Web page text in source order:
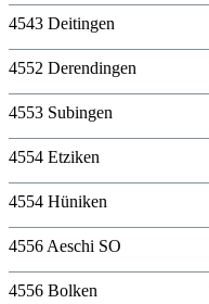
4543 Deitingen
4552 Derendingen
4553 Subingen
4554 Etziken
4554 Hüniken
4556 Aeschi SO
4556 Bolken